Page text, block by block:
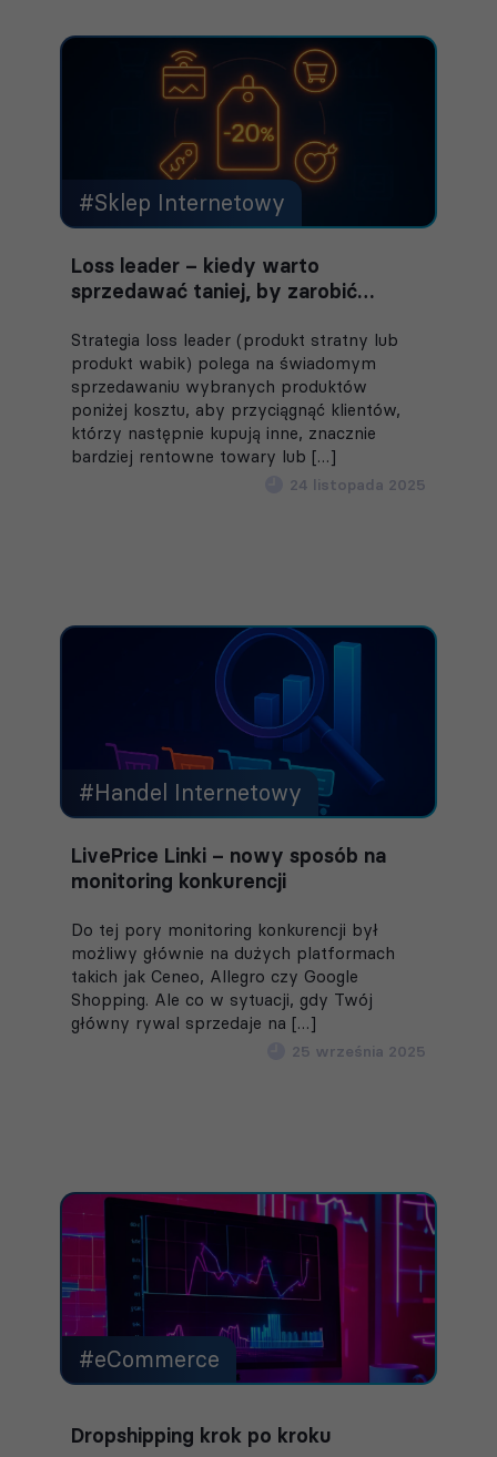
#Sklep Internetowy
Loss leader – kiedy warto
sprzedawać taniej, by zarobić
Strategia loss leader (produkt stratny lub
produkt wabik) polega na świadomym
sprzedawaniu wybranych produktów
poniżej kosztu, aby przyciągnąć klientów,
którzy następnie kupują inne, znacznie
bardziej rentowne towary lub […]
24 listopada 2025
#Handel Internetowy
LivePrice Linki – nowy sposób na
monitoring konkurencji
Do tej pory monitoring konkurencji był
możliwy głównie na dużych platformach
takich jak Ceneo, Allegro czy Google
Shopping. Ale co w sytuacji, gdy Twój
główny rywal sprzedaje na […]
25 września 2025
#eCommerce
Dropshipping krok po kroku